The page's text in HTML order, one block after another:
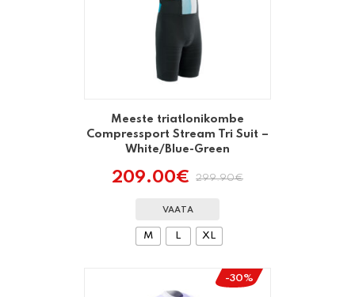
Meeste triatlonikombe
Compressport Stream Tri Suit –
White/Blue-Green
299.90€
Algne
oli:
299.90€.
209.00€
Praegune
on:
209.00€.
VAATA
M L XL
-30%